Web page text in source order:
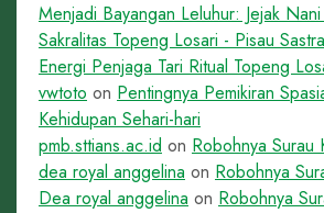
Menjadi Bayangan Leluhur: Jejak
Sakralitas Topeng Losari - Pisau Sastra
Energi Penjaga Tari Ritual Topeng
vwtoto on Pentingnya Pemikiran
Kehidupan Sehari-hari
pmb.sttians.ac.id on Robohnya Surau
dea royal anggelina on Robohnya
Dea royal anggelina on Robohnya